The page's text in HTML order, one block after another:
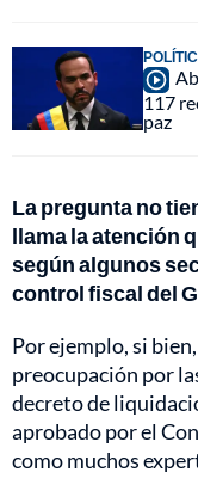
117
paz
La pregunta no
llama la atención
según algunos
control fiscal del
Por ejemplo, si
preocupación por
decreto de
aprobado por el
como muchos